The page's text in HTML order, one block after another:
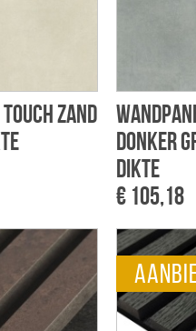
zand
donker
dikte
€ 105,18